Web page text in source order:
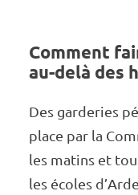
Comment
au-delà des
Des garde­ries
place par la
les matins et
les écoles